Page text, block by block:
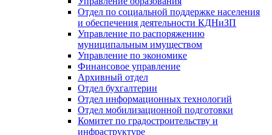
Отдел по социальной поддержке населения
и обеспечения деятельности КДНиЗП
Управление по распоряжению
муниципальным имуществом
Управление по экономике
Финансовое управление
Архивный отдел
Отдел бухгалтерии
Отдел информационных технологий
Отдел мобилизационной подготовки
Комитет по градостроительству и
инфраструктуре